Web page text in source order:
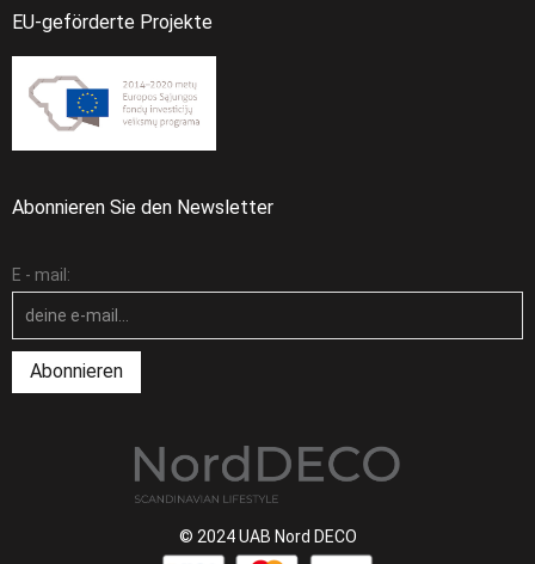
EU-geförderte Projekte
Abonnieren Sie den Newsletter
E - mail:
© 2024 UAB Nord DECO